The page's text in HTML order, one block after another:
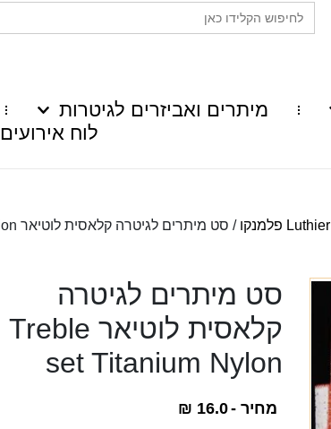
Search
for:
מיתרים ואביזרים לגיטרות
לוח אירועים
Luthier פלמנקו / סט מיתרים לגיטרה קלאסית לוטיאר Treble set Titanium Nylon
סט מיתרים לגיטרה
קלאסית לוטיאר Treble
set Titanium Nylon
מחיר - ₪ 16.0